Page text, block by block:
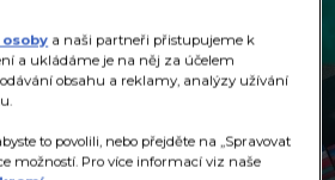
a naši partneři přistupujeme k
a ukládáme je na něj za účelem
obsahu a reklamy, analýzy užívání
to povolili, nebo přejděte na „Spravovat
možností. Pro více informací viz naše